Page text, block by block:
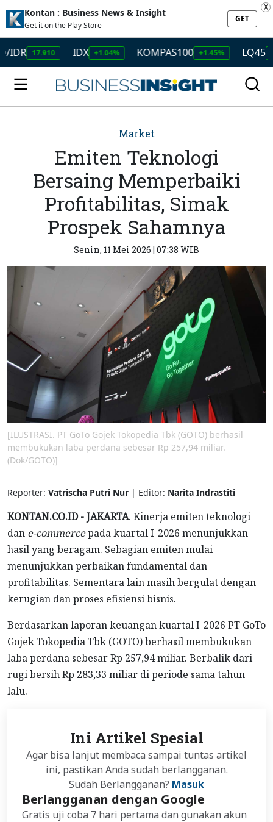
Kontan : Business News & Insight
Get it on the Play Store
GET
X
17.910 IDX +1.04% KOMPAS100 +1.45% LQ45 +1.50%
Market
Emiten Teknologi
Bersaing Memperbaiki
Profitabilitas, Simak
Prospek Sahamnya
Senin, 11 Mei 2026 | 07:38 WIB
[ILUSTRASI. PT GoTo Gojek Tokopedia Tbk (GOTO) berhasil
membukukan laba perdana sebesar Rp 257,94 miliar.
(Dok/GOTO)]
Reporter: Vatrischa Putri Nur | Editor: Narita Indrastiti
KONTAN.CO.ID - JAKARTA. Kinerja emiten teknologi
dan e-commercepada kuartal I-2026 menunjukkan
hasil yang beragam. Sebagian emiten mulai
menunjukkan perbaikan fundamental dan
profitabilitas. Sementara lain masih bergulat dengan
kerugian dan proses efisiensi bisnis.
Berdasarkan laporan keuangan kuartal I-2026 PT GoTo
Gojek Tokopedia Tbk (GOTO) berhasil membukukan
laba perdana sebesar Rp 257,94 miliar. Berbalik dari
rugi bersih Rp 283,33 miliar di periode sama tahun
lalu.
Ini Artikel Spesial
Agar bisa lanjut membaca sampai tuntas artikel
ini, pastikan Anda sudah berlangganan.
Sudah Berlangganan? Masuk
Berlangganan dengan Google
Gratis uji coba 7 hari pertama dan gunakan akun